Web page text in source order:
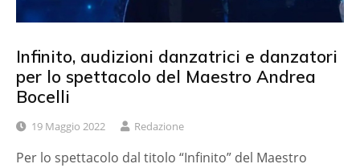
Infinito, audizioni danzatrici e danzatori
per lo spettacolo del Maestro Andrea
Bocelli
19 Maggio 2022 Redazione
Per lo spettacolo dal titolo “Infinito” del Maestro